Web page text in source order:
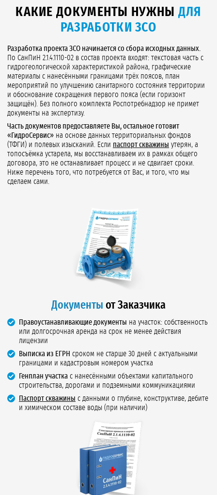
КАКИЕ ДОКУМЕНТЫ НУЖНЫ ДЛЯ
РАЗРАБОТКИ ЗСО
Разработка проекта ЗСО начинается со сбора исходных данных.
По СанПиН 2.1.4.1110-02 в состав проекта входят: текстовая часть с
гидрогеологической характеристикой района, графические
материалы с нанесёнными границами трёх поясов, план
мероприятий по улучшению санитарного состояния территории
и обоснование сокращения первого пояса (если горизонт
защищён). Без полного комплекта Роспотребнадзор не примет
документы на экспертизу.
Часть документов предоставляете Вы, остальное готовит
«ГидроСервис» на основе данных территориальных фондов
(ТФГИ) и полевых изысканий. Если паспорт скважины утерян, а
топосъёмка устарела, мы восстанавливаем их в рамках общего
договора, это не останавливает процесс и не сдвигает сроки.
Ниже перечень того, что потребуется от Вас, и того, что мы
сделаем сами.
Документы от Заказчика
Правоустанавливающие документы на участок: собственность
или долгосрочная аренда на срок не менее действия
лицензии
Выписка из ЕГРН сроком не старше 30 дней с актуальными
границами и кадастровым номером участка
Генплан участка с нанесёнными объектами капитального
строительства, дорогами и подземными коммуникациями
Паспорт скважины с данными о глубине, конструктиве, дебите
и химическом составе воды (при наличии)